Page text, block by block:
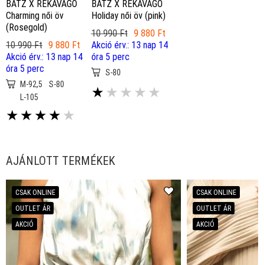
BATZ X REKAVAGO
Charming női öv
(Rosegold)
10 990 Ft 9 880 Ft
Akció érv.: 13 nap 14
óra 5 perc
M-92,5
S-80
L-105
★ ★ ★ ★ ★
BATZ X REKAVAGO
Holiday női öv (pink)
10 990 Ft 9 880 Ft
Akció érv.: 13 nap 14
óra 5 perc
S-80
★ ★ ★ ★ ★
AJÁNLOTT TERMÉKEK
CSAK ONLINE
OUTLET ÁR
AKCIÓ
CSAK ONLINE
OUTLET ÁR
AKCIÓ